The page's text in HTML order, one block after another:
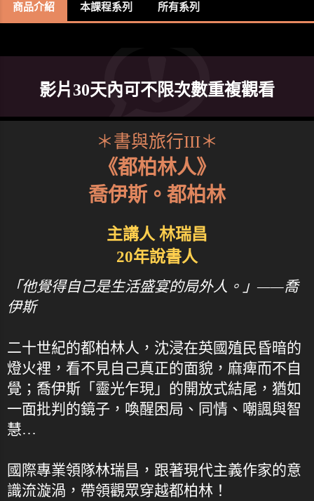
商品介紹 本課程系列 所有系列
影片30天內可不限次數重複觀看
＊書與旅行III＊
《都柏林人》
喬伊斯。都柏林
主講人 林瑞昌
20年說書人
「他覺得自己是生活盛宴的局外人。」——喬
伊斯
二十世紀的都柏林人，沈浸在英國殖民昏暗的
燈火裡，看不見自己真正的面貌，麻痺而不自
覺；喬伊斯「靈光乍現」的開放式結尾，猶如
一面批判的鏡子，喚醒困局、同情、嘲諷與智
慧…
國際專業領隊林瑞昌，跟著現代主義作家的意
識流漩渦，帶領觀眾穿越都柏林！